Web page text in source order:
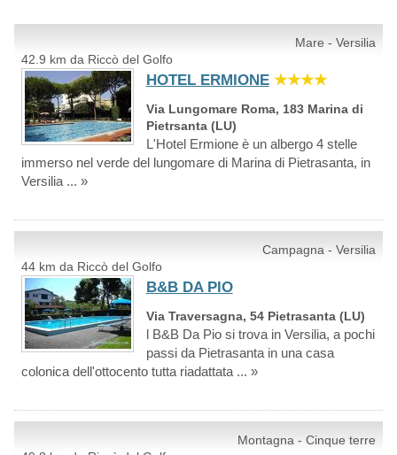
Mare - Versilia
42.9 km da Riccò del Golfo
HOTEL ERMIONE ★★★★
Via Lungomare Roma, 183 Marina di
Pietrsanta (LU)
L'Hotel Ermione è un albergo 4 stelle
immerso nel verde del lungomare di Marina di Pietrasanta, in
Versilia ... »
Campagna - Versilia
44 km da Riccò del Golfo
B&B DA PIO
Via Traversagna, 54 Pietrasanta (LU)
l B&B Da Pio si trova in Versilia, a pochi
passi da Pietrasanta in una casa
colonica dell'ottocento tutta riadattata ... »
Montagna - Cinque terre